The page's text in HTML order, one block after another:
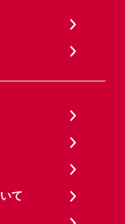
て